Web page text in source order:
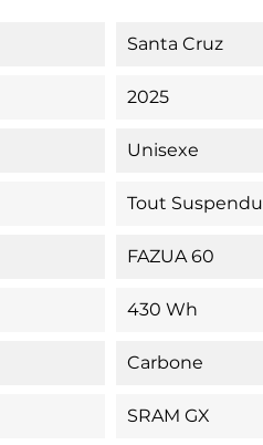
Santa Cruz
2025
Unisexe
Tout Suspendu
FAZUA 60
430 Wh
Carbone
SRAM GX